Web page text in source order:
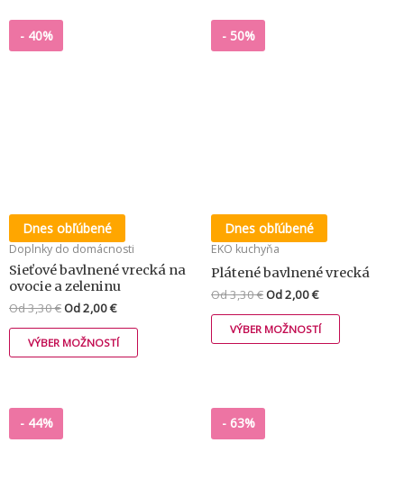
- 40%
Dnes obľúbené
Doplnky do domácnosti
Sieťové bavlnené vrecká na
ovocie a zeleninu
Od3,30€Od2,00€
VÝBER MOŽNOSTÍ
- 50%
Dnes obľúbené
EKO kuchyňa
Plátené bavlnené vrecká
Od3,30€Od2,00€
VÝBER MOŽNOSTÍ
- 44% - 63%